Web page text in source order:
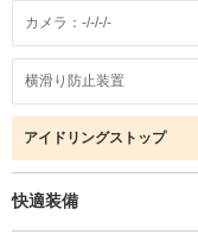
カメラ：-/-/-/-
横滑り防止装置
アイドリングストップ
快適装備